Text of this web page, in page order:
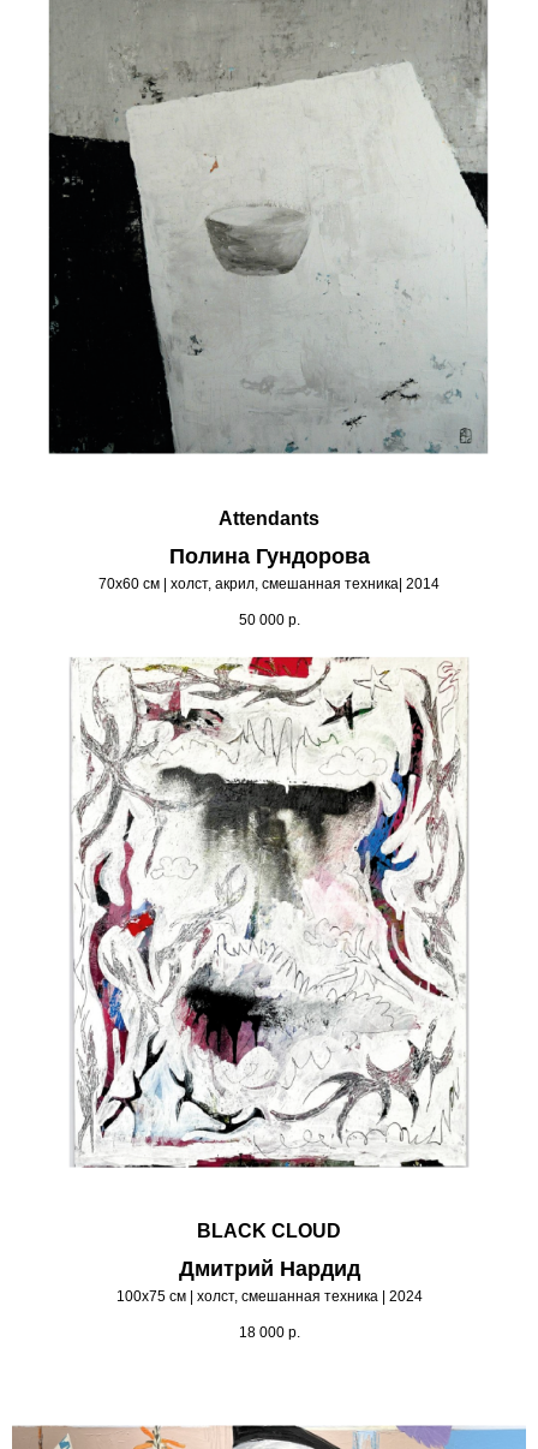
Attendants
Полина Гундорова
70х60 см | холст, акрил, смешанная техника| 2014
50 000 р.
BLACK CLOUD
Дмитрий Нардид
100х75 см | холст, смешанная техника | 2024
18 000 р.